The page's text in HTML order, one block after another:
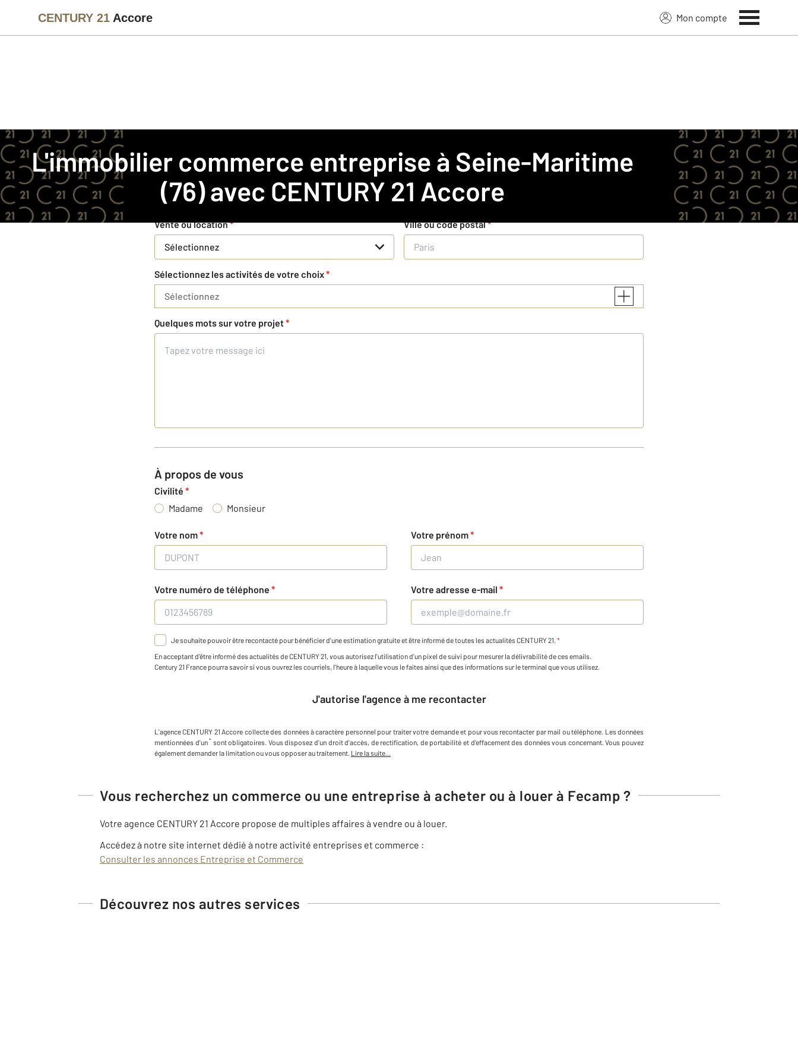
CENTURY 21 Accore Mon compte
L'immobilier commerce entreprise à Seine-Maritime
(76) avec CENTURY 21 Accore
Agence immobilière
Faites estimer votre affaire
Concernant votre bien
Vente ou location*
Sélectionnez
Ville ou code postal*
Sélectionnez les activités de votre choix*
Sélectionnez
Quelques mots sur votre projet*
À propos de vous
Civilité *
Madame
Monsieur
Votre nom* Votre prénom*
Votre numéro de téléphone * Votre adresse e-mail *
Je souhaite pouvoir être recontacté pour bénéficier d'une estimation gratuite et être informé de toutes les actualités CENTURY 21. *
En acceptant d'être informé des actualités de CENTURY 21, vous autorisez l'utilisation d'un pixel de suivi pour mesurer la délivrabilité de ces emails.
Century 21 France pourra savoir si vous ouvrez les courriels, l'heure à laquelle vous le faites ainsi que des informations sur le terminal que vous utilisez.
J'autorise l'agence à me recontacter
L'agenceCENTURY 21 Accore collecte des données à caractère personnel pour traiter votre demande et pour vous recontacter par mail ou téléphone Les données
mentionnées d'un * sont obligatoires. Vous disposez d'un droit d'accès, de rectification, de portabilité et d'effacement des données vous concernant. Vous pouvez
également demander la limitation ou vous opposer au traitement. Lire la suite...
Vous recherchez un commerce ou une entreprise à acheter ou à louer à Fecamp ?
Votre agence CENTURY 21 Accore propose de multiples affaires à vendre ou à louer.
Accédez à notre site internet dédié à notre activité entreprises et commerce :
Consulter les annonces Entreprise et Commerce
Découvrez nos autres services